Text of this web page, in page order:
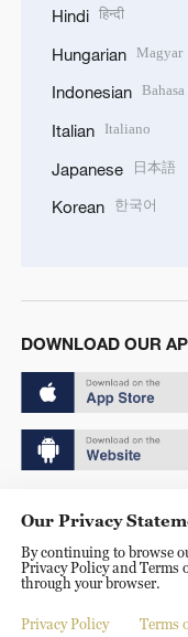
Hindi हिन्दी
Hungarian Magyar
Indonesian
Italian Italiano
Japanese 日本語
Korean 한국어
DOWNLOAD OUR
京ICP备20000184号
京公网安备
Disinformation report
Our Privacy
By continuing to browse
Privacy Policy and Terms
through your browser.
Privacy Policy Terms